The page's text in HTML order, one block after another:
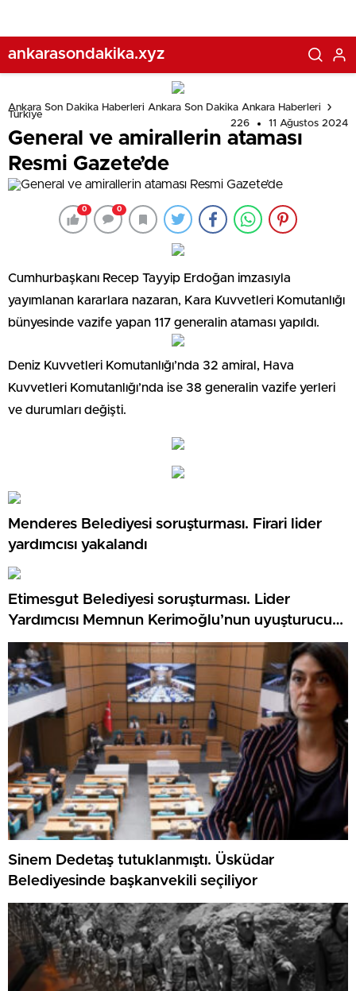
ankarasondakika.xyz
Ankara Son Dakika Haberleri Ankara Son Dakika Ankara Haberleri
Türkiye
226
11 Ağustos 2024
General ve amirallerin ataması
Resmi Gazete’de
0 0
Cumhurbaşkanı Recep Tayyip Erdoğan imzasıyla
yayımlanan kararlara nazaran, Kara Kuvvetleri Komutanlığı
bünyesinde vazife yapan 117 generalin ataması yapıldı.
Deniz Kuvvetleri Komutanlığı’nda 32 amiral, Hava
Kuvvetleri Komutanlığı’nda ise 38 generalin vazife yerleri
ve durumları değişti.
Menderes Belediyesi soruşturması. Firari lider
yardımcısı yakalandı
Etimesgut Belediyesi soruşturması. Lider
Yardımcısı Memnun Kerimoğlu’nun uyuşturucu
testi olumlu çıktı
Sinem Dedetaş tutuklanmıştı. Üsküdar
Belediyesinde başkanvekili seçiliyor